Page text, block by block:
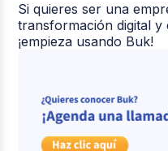
Si quieres ser una
transformación digital y
¡empieza usando Buk!